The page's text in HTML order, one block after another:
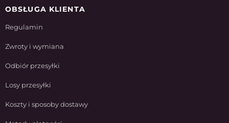
OBSŁUGA KLIENTA
Regulamin
Zwroty i wymiana
Odbiór przesyłki
Losy przesyłki
Koszty i sposoby dostawy